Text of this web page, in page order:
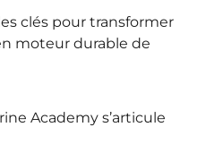
clés pour transformer
moteur durable de
Academy s’articule